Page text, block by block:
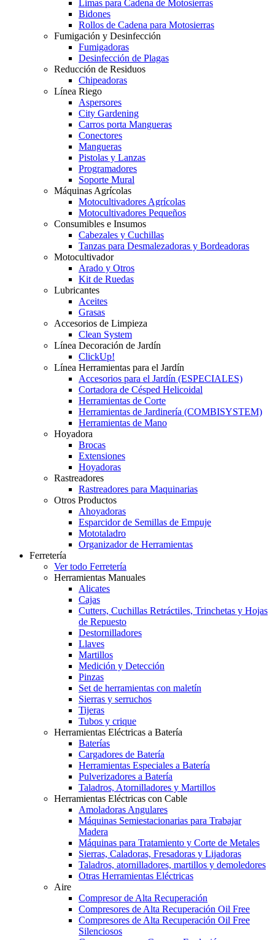
Limas para Cadena de Motosierras
Bidones
Rollos de Cadena para Motosierras
Fumigación y Desinfección
Fumigadoras
Desinfección de Plagas
Reducción de Residuos
Chipeadoras
Línea Riego
Aspersores
City Gardening
Carros porta Mangueras
Conectores
Mangueras
Pistolas y Lanzas
Programadores
Soporte Mural
Máquinas Agrícolas
Motocultivadores Agrícolas
Motocultivadores Pequeños
Consumibles e Insumos
Cabezales y Cuchillas
Tanzas para Desmalezadoras y Bordeadoras
Motocultivador
Arado y Otros
Kit de Ruedas
Lubricantes
Aceites
Grasas
Accesorios de Limpieza
Clean System
Línea Decoración de Jardín
ClickUp!
Línea Herramientas para el Jardín
Accesorios para el Jardín (ESPECIALES)
Cortadora de Césped Helicoidal
Herramientas de Corte
Herramientas de Jardinería (COMBISYSTEM)
Herramientas de Mano
Hoyadora
Brocas
Extensiones
Hoyadoras
Rastreadores
Rastreadores para Maquinarias
Otros Productos
Ahoyadoras
Esparcidor de Semillas de Empuje
Mototaladro
Organizador de Herramientas
Ferretería
Ver todo Ferretería
Herramientas Manuales
Alicates
Cajas
Cutters, Cuchillas Retráctiles, Trinchetas y Hojas
de Repuesto
Destornilladores
Llaves
Martillos
Medición y Detección
Pinzas
Set de herramientas con maletín
Sierras y serruchos
Tijeras
Tubos y crique
Herramientas Eléctricas a Batería
Baterías
Cargadores de Batería
Herramientas Especiales a Batería
Pulverizadores a Batería
Taladros, Atornilladores y Martillos
Herramientas Eléctricas con Cable
Amoladoras Angulares
Máquinas Semiestacionarias para Trabajar
Madera
Máquinas para Tratamiento y Corte de Metales
Sierras, Caladoras, Fresadoras y Lijadoras
Taladros, atornilladores, martillos y demoledores
Otras Herramientas Eléctricas
Aire
Compresor de Alta Recuperación
Compresores de Alta Recuperación Oil Free
Compresores de Alta Recuperación Oil Free
Silenciosos